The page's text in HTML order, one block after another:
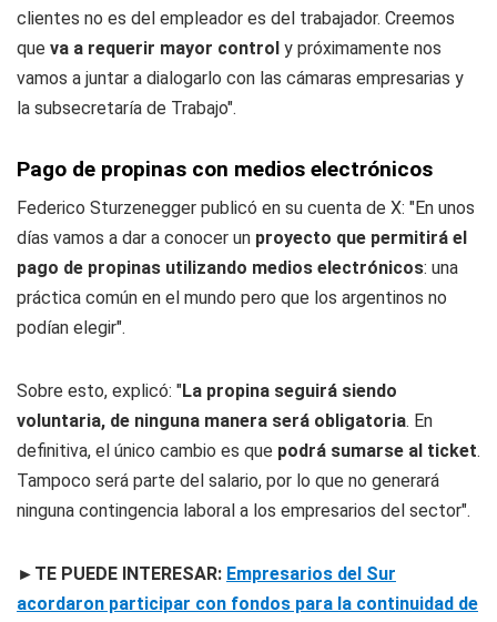
clientes no es del empleador es del trabajador. Creemos
que va a requerir mayor control y próximamente nos
vamos a juntar a dialogarlo con las cámaras empresarias y
la subsecretaría de Trabajo".
Pago de propinas con medios electrónicos
Federico Sturzenegger publicó en su cuenta de X: "En unos
días vamos a dar a conocer un proyecto que permitirá el
pago de propinas utilizando medios electrónicos: una
práctica común en el mundo pero que los argentinos no
podían elegir".
Sobre esto, explicó: "La propina seguirá siendo
voluntaria, de ninguna manera será obligatoria. En
definitiva, el único cambio es que podrá sumarse al ticket.
Tampoco será parte del salario, por lo que no generará
ninguna contingencia laboral a los empresarios del sector".
►TE PUEDE INTERESAR: Empresarios del Sur
acordaron participar con fondos para la continuidad de